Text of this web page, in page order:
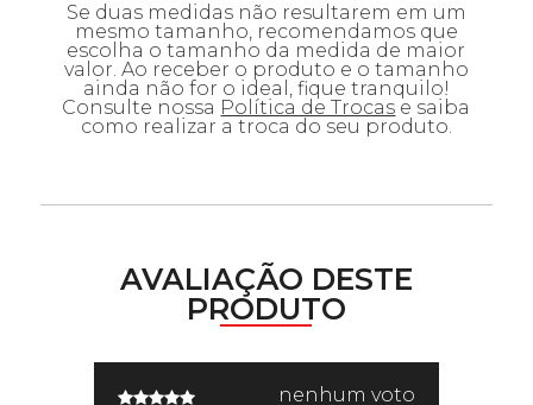
Se duas medidas não resultarem em um
mesmo tamanho, recomendamos que
escolha o tamanho da medida de maior
valor. Ao receber o produto e o tamanho
ainda não for o ideal, fique tranquilo!
Consulte nossa Política de Trocas e saiba
como realizar a troca do seu produto.
AVALIAÇÃO DESTE
PRODUTO
nenhum voto